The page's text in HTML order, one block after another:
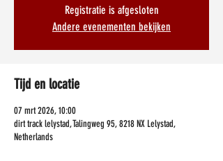
Registratie is afgesloten
Andere evenementen bekijken
Tijd en locatie
07 mrt 2026, 10:00
dirt track lelystad, Talingweg 95, 8218 NX Lelystad,
Netherlands